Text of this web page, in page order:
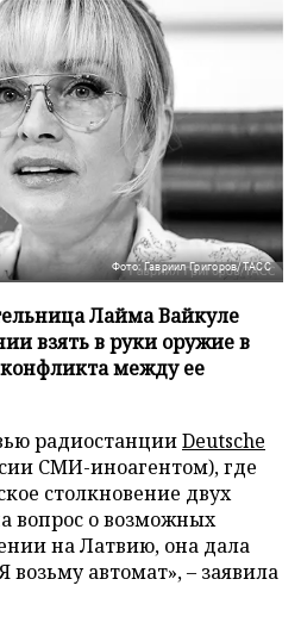
Фото: Гавриил Григоров/ТАСС
Лайма Вайкуле
взять в руки оружие в
между ее
радиостанцииDeutsche
СМИ-иноагентом), где
столкновение двух
вопрос о возможных
на Латвию, она дала
возьму автомат», – заявила